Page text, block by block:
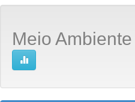
Meio Ambiente